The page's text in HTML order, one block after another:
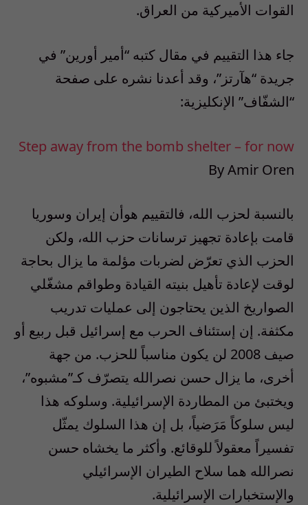
القوات الأميركية من العراق.
جاء هذا التقييم في مقال كتبه “أمير أورين” في
جريدة “هآرتز”، وقد أعدنا نشره على صفحة
“الشفّاف” الإنكليزية:
Step away from the bomb shelter – for now
By Amir Oren
بالنسبة لحزب الله، فالتقييم هوأن إيران وسوريا
قامت بإعادة تجهيز ترسانات حزب الله، ولكن
الحزب الذي تعرّض لضربات مؤلمة ما يزال بحاجة
لوقت لإعادة تأهيل بنيته القيادة وطواقم مشغّلي
الصواريخ الذين يحتاجون إلى عمليات تدريب
مكثفة. إن إستئناف الحرب مع إسرائيل قبل ربيع أو
صيف 2008 لن يكون مناسباً للحزب. من جهة
أخرى، ما يزال حسن نصرالله يتصرّف كـ”مشبوه”،
ويختبئ من المطاردة الإسرائيلية. وسلوكه هذا
ليس سلوكاً مَرَضياً، بل إن هذا السلوك يمثّل
تفسيراً معقولاً للوقائع. وأكثر ما يخشاه حسن
نصرالله هما سلاح الطيران الإسرائيلي
والإستخبارات الإسرائيلية.